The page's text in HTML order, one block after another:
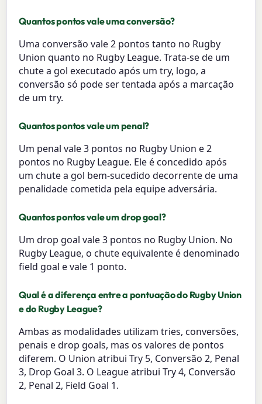
Quantos pontos vale uma conversão?
Uma conversão vale 2 pontos tanto no Rugby
Union quanto no Rugby League. Trata-se de um
chute a gol executado após um try, logo, a
conversão só pode ser tentada após a marcação
de um try.
Quantos pontos vale um penal?
Um penal vale 3 pontos no Rugby Union e 2
pontos no Rugby League. Ele é concedido após
um chute a gol bem-sucedido decorrente de uma
penalidade cometida pela equipe adversária.
Quantos pontos vale um drop goal?
Um drop goal vale 3 pontos no Rugby Union. No
Rugby League, o chute equivalente é denominado
field goal e vale 1 ponto.
Qual é a diferença entre a pontuação do Rugby Union
e do Rugby League?
Ambas as modalidades utilizam tries, conversões,
penais e drop goals, mas os valores de pontos
diferem. O Union atribui Try 5, Conversão 2, Penal
3, Drop Goal 3. O League atribui Try 4, Conversão
2, Penal 2, Field Goal 1.